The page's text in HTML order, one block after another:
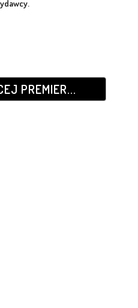
PREMIER...